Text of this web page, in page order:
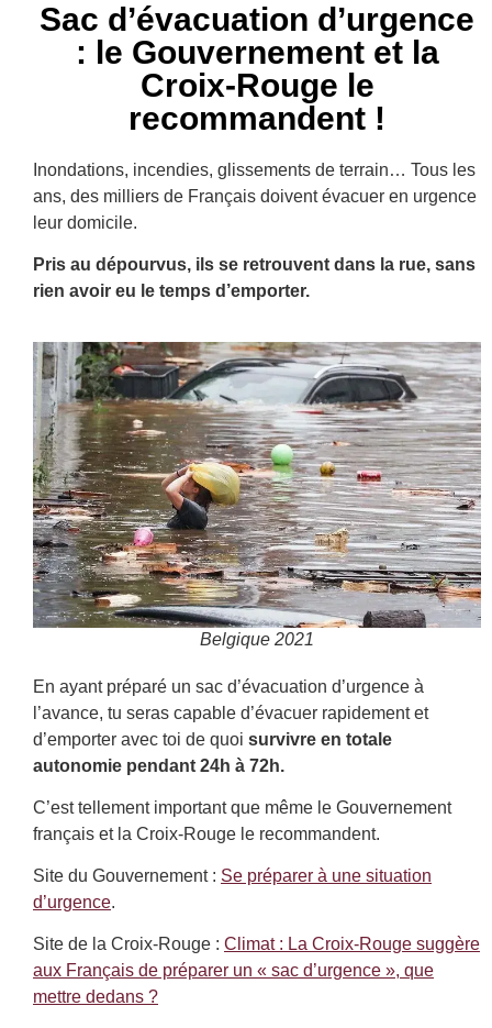
Sac d’évacuation d’urgence
: le Gouvernement et la
Croix-Rouge le
recommandent !
Inondations, incendies, glissements de terrain… Tous les
ans, des milliers de Français doivent évacuer en urgence
leur domicile.
Pris au dépourvus, ils se retrouvent dans la rue, sans
rien avoir eu le temps d’emporter.
Belgique 2021
En ayant préparé un sac d’évacuation d’urgence à
l’avance, tu seras capable d’évacuer rapidement et
d’emporter avec toi de quoi survivre en totale
autonomie pendant 24h à 72h.
C’est tellement important que même le Gouvernement
français et la Croix-Rouge le recommandent.
Site du Gouvernement : Se préparer à une situation
d’urgence.
Site de la Croix-Rouge : Climat : La Croix-Rouge suggère
aux Français de préparer un « sac d’urgence », que
mettre dedans ?